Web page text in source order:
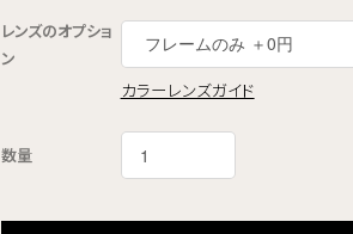
レンズのオプショ
ン
カラーレンズガイド
数量